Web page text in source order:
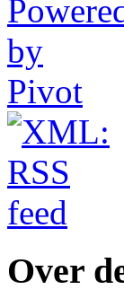
Over